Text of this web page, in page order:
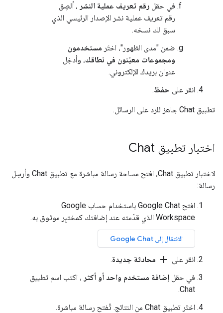
في حقل رقم تعريف عملية النشر ، ألصِق
رقم تعريف عملية نشر الإصدار الرئيسي الذي
سبق لك نسخه.
ضمن "مدى الظهور"، اختَر مستخدمون
ومجموعات معيّنون في نطاقك، وأدخِل
عنوان بريدك الإلكتروني.
انقر على حفظ.
تطبيق Chat جاهز للرد على الرسائل.
اختبار تطبيق Chat
لاختبار تطبيق Chat، افتح مساحة رسالة مباشرة مع تطبيق Chat وأرسِل
رسالة:
افتح Google Chat باستخدام حساب Google
Workspace الذي قدّمته عند إضافتك كمختبِر موثوق به.
الانتقال إلى Google Chat
انقر على add محادثة جديدة.
في حقل إضافة مستخدم واحد أو أكثر ، اكتب اسم تطبيق
Chat.
اختَر تطبيق Chat من النتائج. تُفتح رسالة مباشرة.